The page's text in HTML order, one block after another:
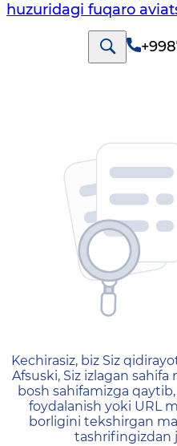
huzuridagi fuqaro
404 —
Kechirasiz, biz Siz
Afsuski, Siz izlagan
bosh sahifamizga
foydalanish yoki URL
borligini tekshirgan
tashrifingizdan